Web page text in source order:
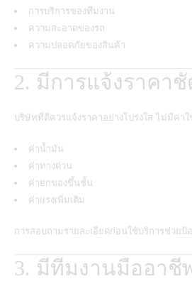
การบริการของทีมงาน
ความสะอาดของรถ
ความปลอดภัยของสินค้า
2. มีการแจ้งราคาชั
บริษัทที่ดีควรแจ้งราคาอย่างโปร่งใส ไม่มีค่า
ค่าน้ำมัน
ค่าทางด่วน
ค่ายกของขึ้นชั้น
ค่าแรงเพิ่มเติม
การสอบถามรายละเอียดก่อนใช้บริการช่วย
3. มีทีมงานมืออาชี